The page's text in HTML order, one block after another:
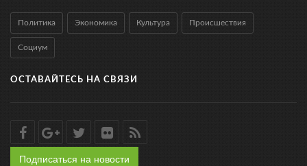
Политика Экономика Культура Происшествия
Социум
ОСТАВАЙТЕСЬ НА СВЯЗИ
Подписаться на новости